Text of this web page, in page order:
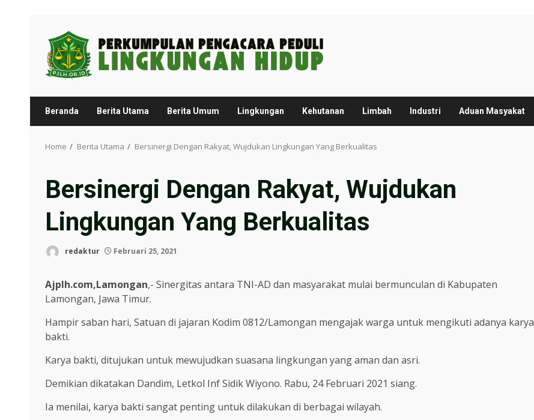
content
Beranda Berita Utama Berita Umum Lingkungan Kehutanan Limbah Industri Aduan Masyakat
Home Berita Utama Bersinergi Dengan Rakyat, Wujdukan Lingkungan Yang Berkualitas
Bersinergi Dengan Rakyat, Wujdukan
Lingkungan Yang Berkualitas
redaktur Februari 25, 2021
Ajplh.com,Lamongan,- Sinergitas antara TNI-AD dan masyarakat mulai bermunculan di Kabupaten
Lamongan, Jawa Timur.
Hampir saban hari, Satuan di jajaran Kodim 0812/Lamongan mengajak warga untuk mengikuti adanya karya
bakti.
Karya bakti, ditujukan untuk mewujudkan suasana lingkungan yang aman dan asri.
Demikian dikatakan Dandim, Letkol Inf Sidik Wiyono. Rabu, 24 Februari 2021 siang.
Ia menilai, karya bakti sangat penting untuk dilakukan di berbagai wilayah.